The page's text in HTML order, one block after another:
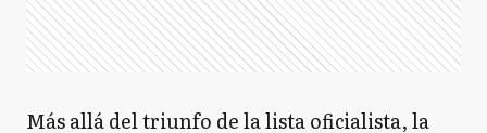
Más allá del triunfo de la lista oficialista, la